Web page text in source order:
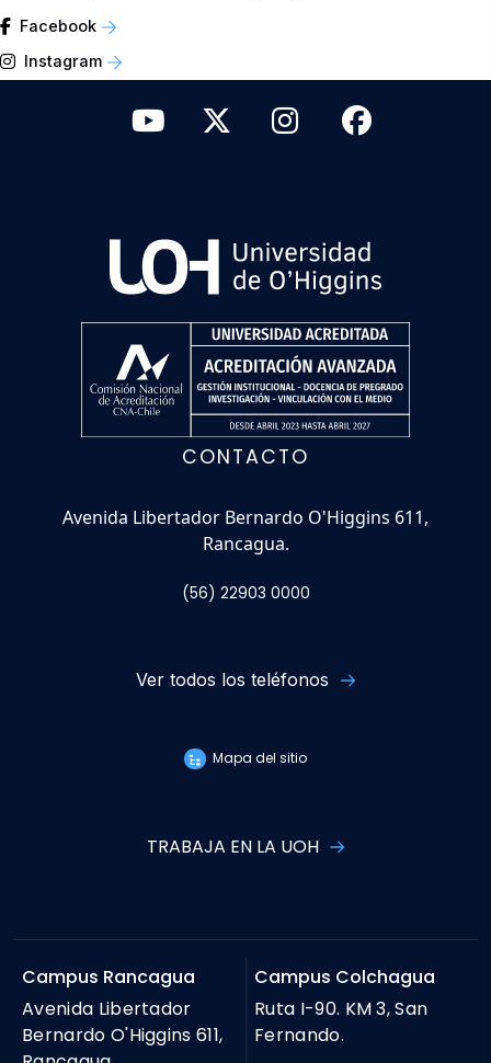
Facebook
Instagram
CONTACTO
Avenida Libertador Bernardo O'Higgins 611,
Rancagua.
(56) 22903 0000
Ver todos los teléfonos
Mapa del sitio
TRABAJA EN LA UOH
Campus Rancagua
Avenida Libertador
Bernardo O'Higgins 611,
Campus Colchagua
Ruta I-90. KM 3, San
Fernando.